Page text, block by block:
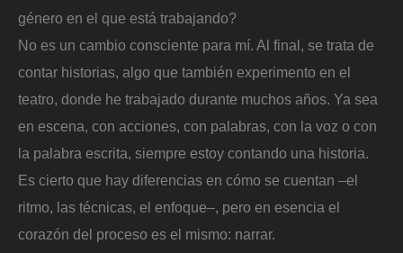
género en el que está trabajando?
No es un cambio consciente para mí. Al final, se trata de
contar historias, algo que también experimento en el
teatro, donde he trabajado durante muchos años. Ya sea
en escena, con acciones, con palabras, con la voz o con
la palabra escrita, siempre estoy contando una historia.
Es cierto que hay diferencias en cómo se cuentan –el
ritmo, las técnicas, el enfoque–, pero en esencia el
corazón del proceso es el mismo: narrar.